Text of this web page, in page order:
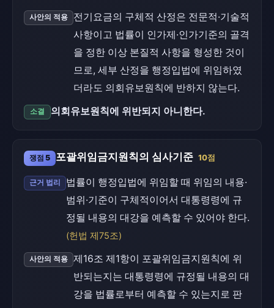
사안의 적용
전기요금의 구체적 산정은 전문적·기술적
사항이고 법률이 인가제·인가기준의 골격
을 정한 이상 본질적 사항을 형성한 것이
므로, 세부 산정을 행정입법에 위임하였
더라도 의회유보원칙에 반하지 않는다.
소결 의회유보원칙에 위반되지 아니한다.
쟁점 5 포괄위임금지원칙의 심사기준 10점
근거 법리
법률이 행정입법에 위임할 때 위임의 내용·
범위·기준이 구체적이어서 대통령령에 규
정될 내용의 대강을 예측할 수 있어야 한다.
(헌법 제75조)
사안의 적용
제16조 제1항이 포괄위임금지원칙에 위
반되는지는 대통령령에 규정될 내용의 대
강을 법률로부터 예측할 수 있는지로 판